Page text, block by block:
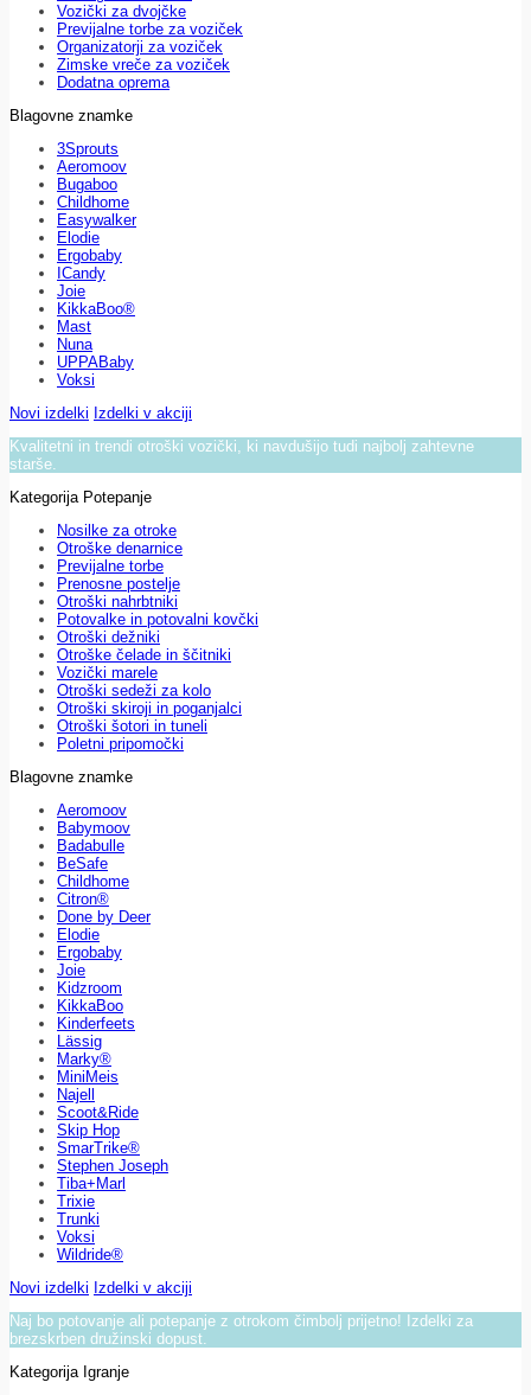
Vozički za dvojčke
Previjalne torbe za voziček
Organizatorji za voziček
Zimske vreče za voziček
Dodatna oprema
Blagovne znamke
3Sprouts
Aeromoov
Bugaboo
Childhome
Easywalker
Elodie
Ergobaby
ICandy
Joie
KikkaBoo®
Mast
Nuna
UPPABaby
Voksi
Novi izdelki Izdelki v akciji
Kvalitetni in trendi otroški vozički, ki navdušijo tudi najbolj zahtevne
starše.
Kategorija Potepanje
Nosilke za otroke
Otroške denarnice
Previjalne torbe
Prenosne postelje
Otroški nahrbtniki
Potovalke in potovalni kovčki
Otroški dežniki
Otroške čelade in ščitniki
Vozički marele
Otroški sedeži za kolo
Otroški skiroji in poganjalci
Otroški šotori in tuneli
Poletni pripomočki
Blagovne znamke
Aeromoov
Babymoov
Badabulle
BeSafe
Childhome
Citron®
Done by Deer
Elodie
Ergobaby
Joie
Kidzroom
KikkaBoo
Kinderfeets
Lässig
Marky®
MiniMeis
Najell
Scoot&Ride
Skip Hop
SmarTrike®
Stephen Joseph
Tiba+Marl
Trixie
Trunki
Voksi
Wildride®
Novi izdelki Izdelki v akciji
Naj bo potovanje ali potepanje z otrokom čimbolj prijetno! Izdelki za
brezskrben družinski dopust.
Kategorija Igranje